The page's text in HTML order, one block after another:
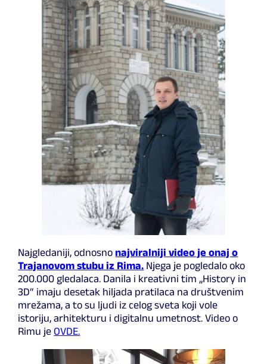
Najgledaniji, odnosno najviralniji video je onaj o
Trajanovom stubu iz Rima. Njega je pogledalo oko
200.000 gledalaca. Danila i kreativni tim „History in
3D“ imaju desetak hiljada pratilaca na društvenim
mrežama, a to su ljudi iz celog sveta koji vole
istoriju, arhitekturu i digitalnu umetnost. Video o
Rimu je OVDE.